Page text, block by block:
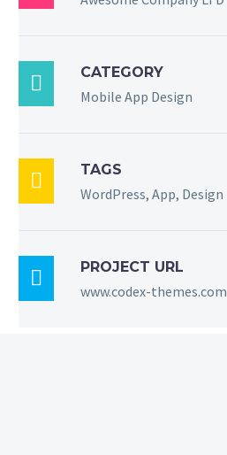
 CATEGORY
Mobile App Design
 TAGS
WordPress, App, Design
 PROJECT URL
www.codex-themes.com